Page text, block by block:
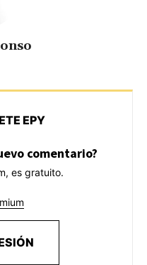
EPY
comentario?
es gratuito.